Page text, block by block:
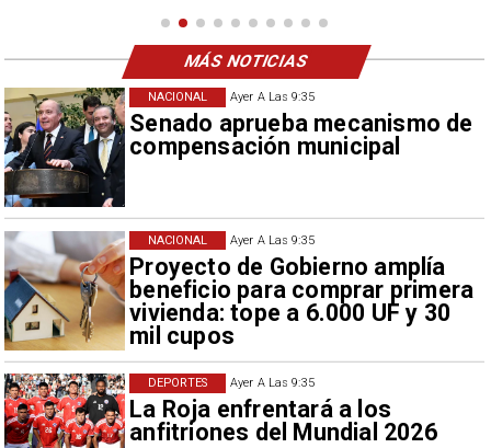
Ayer A Las 9:35
Senado aprueba mecanismo de
compensación municipal
NACIONAL
Ayer A Las 9:35
Proyecto de Gobierno amplía
beneficio para comprar primera
vivienda: tope a 6.000 UF y 30
mil cupos
NACIONAL
Ayer A Las 9:35
La Roja enfrentará a los
anfitriones del Mundial 2026
DEPORTES
MÁS NOTICIAS